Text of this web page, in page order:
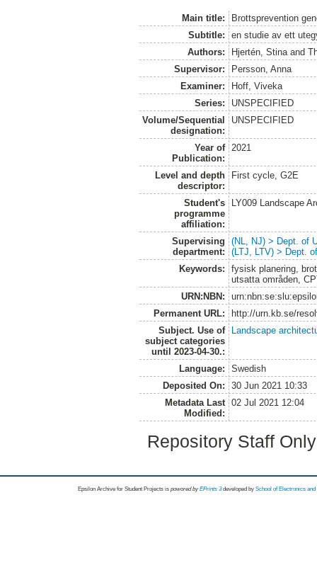
Main title:
Brottsprevention
Subtitle:
en studie av ett
Authors:
Hjertén, Stina and
Supervisor:
Persson, Anna
Examiner:
Hoff, Viveka
Series:
UNSPECIFIED
Volume/Sequential
designation:
UNSPECIFIED
Year of
Publication:
2021
Level and depth
descriptor:
First cycle, G2E
Student's
programme
affiliation:
LY009 Landscape
Supervising
department:
(NL, NJ) > Dept. of
(LTJ, LTV) > Dept.
Keywords:
fysisk planering,
utsatta områden,
URN:NBN:
Permanent URL:
http://urn.kb.se/
Subject. Use of
subject categories
until 2023-04-30.:
Landscape
Language:
Swedish
Deposited On:
30 Jun 2021 10:33
Metadata Last
Modified:
02 Jul 2021 12:04
Repository Staff
Epsilon Archive for Student Projects is powored byEPrints 3 developed by School of Electronics